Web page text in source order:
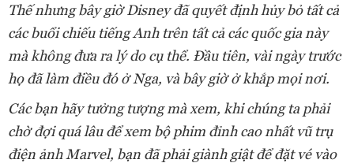
Thế nhưng bây giờ Disney đã quyết định hủy bỏ tất cả
các buổi chiếu tiếng Anh trên tất cả các quốc gia này
mà không đưa ra lý do cụ thể. Đầu tiên, vài ngày trước
họ đã làm điều đó ở Nga, và bây giờ ở khắp mọi nơi.
Các bạn hãy tưởng tượng mà xem, khi chúng ta phải
chờ đợi quá lâu để xem bộ phim đỉnh cao nhất vũ trụ
điện ảnh Marvel, bạn đã phải giành giật để đặt vé vào